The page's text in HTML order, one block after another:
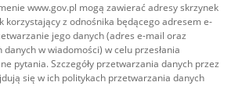
www.gov.pl mogą zawierać adresy skrzynek
korzystający z odnośnika będącego adresem e-
jego danych (adres e-mail oraz
w wiadomości) w celu przesłania
pytania. Szczegóły przetwarzania danych przez
się w ich politykach przetwarzania danych